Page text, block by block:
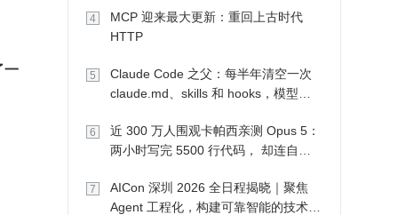
一
4
MCP 迎来最大更新：重回上古时代
HTTP
5
Claude Code 之父：每半年清空一次
claude.md、skills 和 hooks，模型自
6
近 300 万人围观卡帕西亲测 Opus 5：
两小时写完 5500 行代码， 却连自己
7
AICon 深圳 2026 全日程揭晓｜聚焦
Agent 工程化，构建可靠智能的技术路